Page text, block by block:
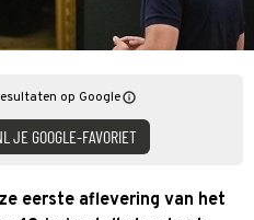
op Google
JE GOOGLE-FAVORIET
eerste aflevering van het